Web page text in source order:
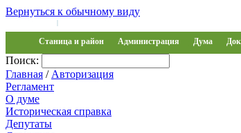
Вернуться к обычному виду
|
Станица и район Администрация Дума
Поиск:
Главная / Авторизация
Регламент
О думе
Историческая справка
Депутаты